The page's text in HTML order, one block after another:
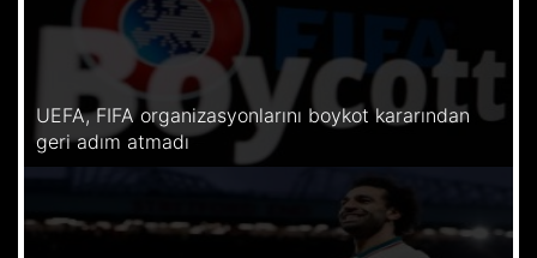
UEFA, FIFA organizasyonlarını boykot kararından
geri adım atmadı